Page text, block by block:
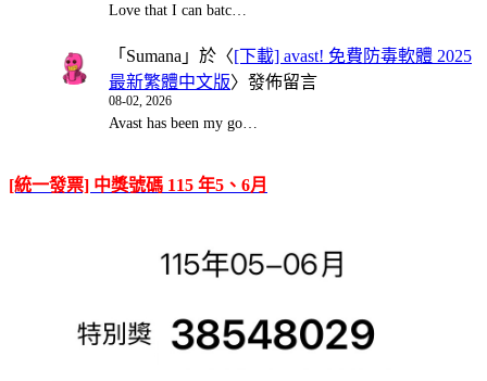
Love that I can batc…
「 Sumana 」於〈[下載] avast! 免費防毒軟體 2025
最新繁體中文版〉發佈留言
08-02, 2026
Avast has been my go…
[統一發票] 中獎號碼 115 年5、6月